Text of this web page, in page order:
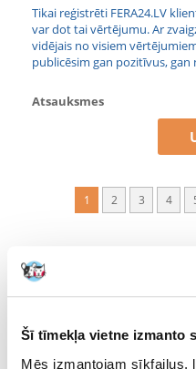
Šī tīmekļa vietne izmanto
Mēs izmantojam sīkfailus,
Tikai reģistrēti FERA24.LV
var dot tai vērtējumu. Ar
vidējais no visiem
publicēsim gan pozitīvus,
Atsauksmes
1 2 3 4
patīk. Tie ir nedaudz